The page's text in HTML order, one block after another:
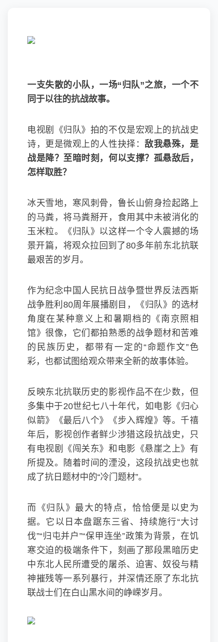
一支失散的小队，一场“归队”之旅，一个不
同于以往的抗战故事。
电视剧《归队》拍的不仅是宏观上的抗战史
诗，更是微观上的人性抉择：敌我悬殊，是
战是降？至暗时刻，何以支撑？孤悬敌后，
怎样取胜？
冰天雪地，寒风刺骨，鲁长山俯身捡起路上
的马粪，将马粪掰开，食用其中未被消化的
玉米粒。《归队》以这样一个令人震撼的场
景开篇，将观众拉回到了80多年前东北抗联
最艰苦的岁月。
作为纪念中国人民抗日战争暨世界反法西斯
战争胜利80周年展播剧目，《归队》的选材
角度在某种意义上和暑期档的《南京照相
馆》很像，它们都拍熟悉的战争题材和苦难
的民族历史，都带有一定的“命题作文”色
彩，也都试图给观众带来全新的故事体验。
反映东北抗联历史的影视作品不在少数，但
多集中于20世纪七八十年代，如电影《归心
似箭》《最后八个》《步入辉煌》等。千禧
年后，影视创作者鲜少涉猎这段抗战史，只
有电视剧《闯关东》和电影《悬崖之上》有
所提及。随着时间的湮没，这段抗战史也就
成了抗日题材中的“冷门题材”。
而《归队》最大的特点，恰恰便是以史为
据。它以日本盘踞东三省、持续施行“大讨
伐”“归屯并户”“保甲连坐”政策为背景，在饥
寒交迫的极端条件下，刻画了那段黑暗历史
中东北人民所遭受的屠杀、迫害、奴役与精
神摧残等一系列暴行，并深情还原了东北抗
联战士们在白山黑水间的峥嵘岁月。